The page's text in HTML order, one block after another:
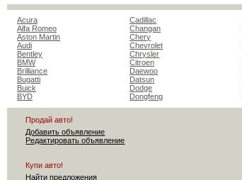
Acura
Alfa Romeo
Aston Martin
Audi
Bentley
BMW
Brilliance
Bugatti
Buick
BYD
Cadillac
Changan
Chery
Chevrolet
Chrysler
Citroen
Daewoo
Datsun
Dodge
Dongfeng
Продай авто!
Добавить объявление
Редактировать объявление
Купи авто!
Найти предложения